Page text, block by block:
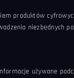
produktów
niezbędnych
używane